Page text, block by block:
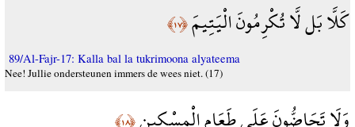
كَلَّا بَل لَّا تُكْرِمُونَ الْيَتِيمَ﴿١٧﴾
89/Al-Fajr-17: Kalla bal la tukrimoona alyateema
Nee! Jullie ondersteunen immers de wees niet. (17)